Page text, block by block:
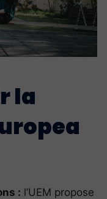
la
: l’UEM propose